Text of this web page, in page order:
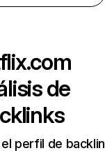
de
perfil de